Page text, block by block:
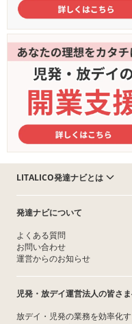
LITALICO発達ナビとは
発達ナビについて
よくある質問
お問い合わせ
運営からのお知らせ
児発・放デイ運営法人の皆さ
放デイ・児発の業務を効率化